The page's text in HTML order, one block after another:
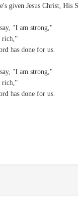
given Jesus Christ, His
"I am strong,"
rich,"
has done for us.
"I am strong,"
rich,"
has done for us.